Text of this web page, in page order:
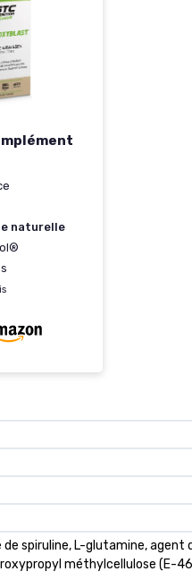
naturelle
spiruline, L-glutamine, agent
méthylcellulose (E-